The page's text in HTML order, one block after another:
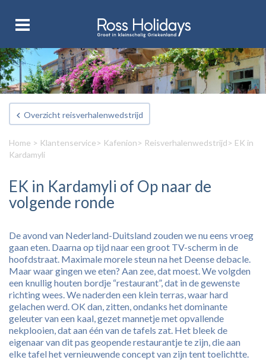
Overzicht reisverhalenwedstrijd
Home > Klantenservice> Kafenion> Reisverhalenwedstrijd> EK in
Kardamyli
EK in Kardamyli of Op naar de
volgende ronde
De avond van Nederland-Duitsland zouden we nu eens vroeg
gaan eten. Daarna op tijd naar een groot TV-scherm in de
hoofdstraat. Maximale morele steun na het Deense debacle.
Maar waar gingen we eten? Aan zee, dat moest. We volgden
een knullig houten bordje “restaurant”, dat in de gewenste
richting wees. We naderden een klein terras, waar hard
gelachen werd. OK dan, zitten, ondanks het dominante
geleuter van een kaal, gezet mannetje met opvallende
nekplooien, dat aan één van de tafels zat. Het bleek de
eigenaar van dit pas geopende restaurantje te zijn, die aan
elke tafel het vernieuwende concept van zijn tent toelichtte.